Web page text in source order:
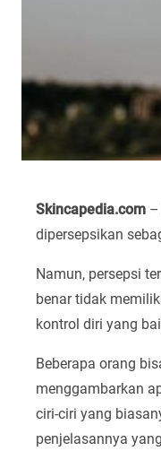
Skincapedia.com –
dipersepsikan
Namun, persepsi
benar tidak
kontrol diri yang
Beberapa orang
menggambarkan
ciri-ciri yang
penjelasannya